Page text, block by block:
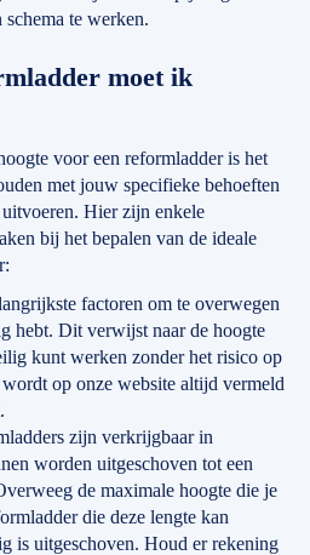
te werken.
moet ik
voor een reformladder is het
met jouw specifieke behoeften
Hier zijn enkele
bij het bepalen van de ideale
factoren om te overwegen
hebt. Dit verwijst naar de hoogte
kunt werken zonder het risico op
op onze website altijd vermeld
zijn verkrijgbaar in
worden uitgeschoven tot een
de maximale hoogte die je
die deze lengte kan
is uitgeschoven. Houd er rekening